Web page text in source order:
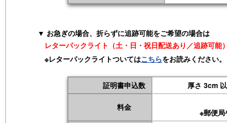
▼ お急ぎの場合、折らずに追跡可能をご希望の場合は
レターパックライト（土・日・祝日配送あり／追跡可能
※レターパックライトついてはこちらをお読みください。
証明書申込数 厚さ 3cm
料金
※郵便